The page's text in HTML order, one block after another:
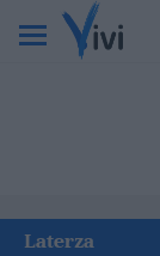
Laterza